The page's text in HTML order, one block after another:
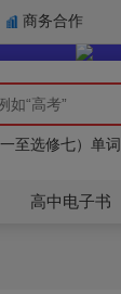
商务合作
至选修七）单词
节＋模拟）
至选修七）单
高中电子书